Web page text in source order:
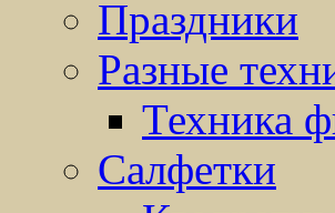
Праздники
Разные
Техника
Салфетки